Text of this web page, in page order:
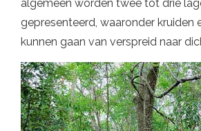
algemeen worden twee tot drie
gepresenteerd, waaronder kruiden
kunnen gaan van verspreid naar